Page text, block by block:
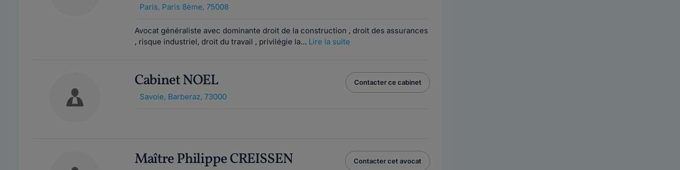
Paris, Paris 8ème, 75008
Avocat généraliste avec dominante droit de la construction , droit des assurances
, risque industriel, droit du travail , privilégie la... Lire la suite
Cabinet NOEL
Savoie, Barberaz, 73000
Contacter ce cabinet
Maître Philippe CREISSEN Contacter cet avocat